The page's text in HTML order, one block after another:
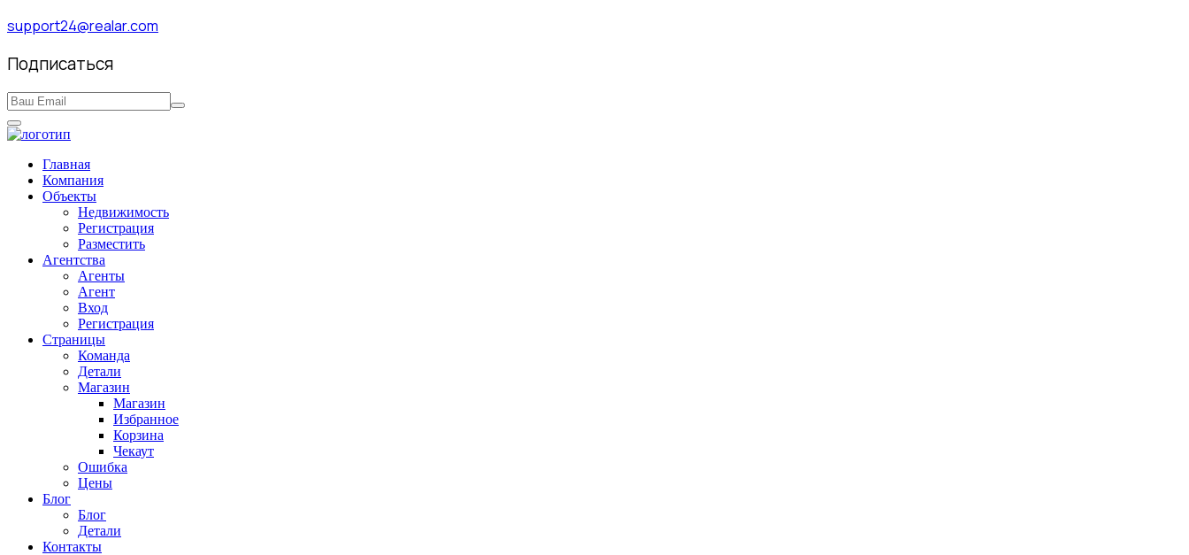
support24@realar.com
Подписаться
Главная
Компания
Объекты
Недвижимость
Регистрация
Разместить
Агентства
Агенты
Агент
Вход
Регистрация
Страницы
Команда
Детали
Магазин
Магазин
Избранное
Корзина
Чекаут
Ошибка
Цены
Блог
Блог
Детали
Контакты